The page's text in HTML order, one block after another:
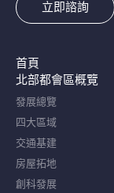
立即諮詢
首頁
北部都會區概覽​
發展總覽
四大區域
交通基建
房屋拓地
創科發展